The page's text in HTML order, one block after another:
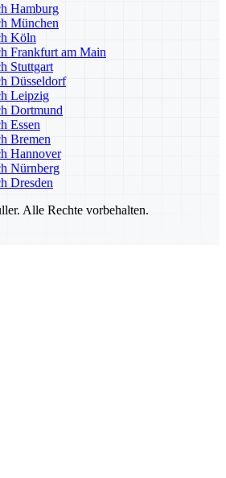
Hamburg
München
Köln
Frankfurt am Main
Stuttgart
Düsseldorf
Leipzig
Dortmund
Essen
Bremen
Hannover
Nürnberg
Dresden
Alle Rechte vorbehalten.